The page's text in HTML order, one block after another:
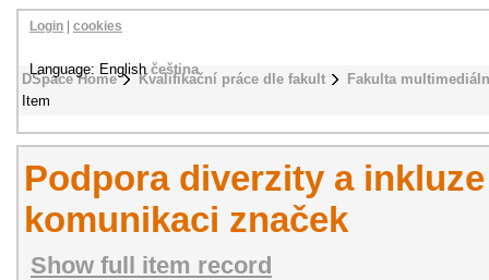
DSpace Home Kvalifikační práce dle fakult
Fakulta
Item
Login cookies
Language: Englishčeština
Podpora diverzity a
komunikaci značek
Show full item record